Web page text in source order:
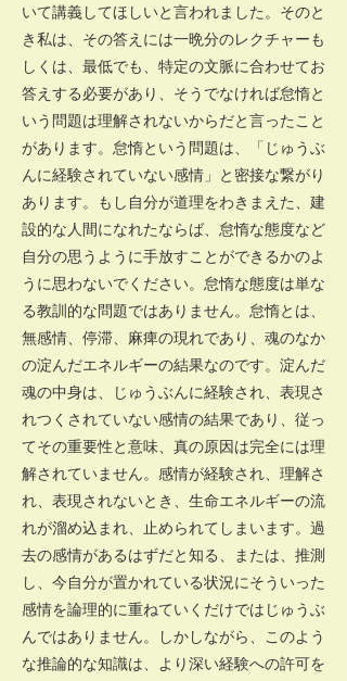
いて講義してほしいと言われました。そのと
き私は、その答えには一晩分のレクチャーも
しくは、最低でも、特定の文脈に合わせてお
答えする必要があり、そうでなければ怠惰と
いう問題は理解されないからだと言ったこと
があります。怠惰という問題は、「じゅうぶ
んに経験されていない感情」と密接な繋がり
あります。もし自分が道理をわきまえた、建
設的な人間になれたならば、怠惰な態度など
自分の思うように手放すことができるかのよ
うに思わないでください。怠惰な態度は単な
る教訓的な問題ではありません。怠惰とは、
無感情、停滞、麻痺の現れであり、魂のなか
の淀んだエネルギーの結果なのです。淀んだ
魂の中身は、じゅうぶんに経験され、表現さ
れつくされていない感情の結果であり、従っ
てその重要性と意味、真の原因は完全には理
解されていません。感情が経験され、理解さ
れ、表現されないとき、生命エネルギーの流
れが溜め込まれ、止められてしまいます。過
去の感情があるはずだと知る、または、推測
し、今自分が置かれている状況にそういった
感情を論理的に重ねていくだけではじゅうぶ
んではありません。しかしながら、このよう
な推論的な知識は、より深い経験への許可を